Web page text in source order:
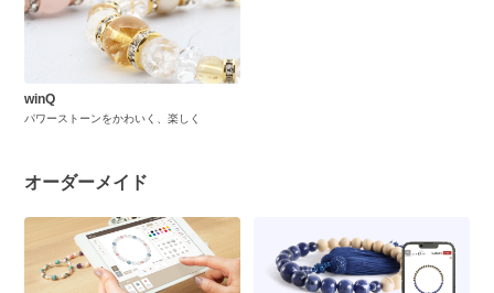
winQ
パワーストーンをかわいく、楽しく
オーダーメイド